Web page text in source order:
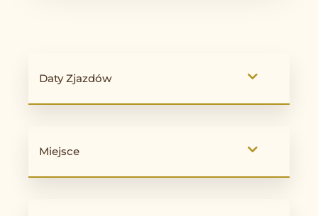
Daty Zjazdów
Miejsce